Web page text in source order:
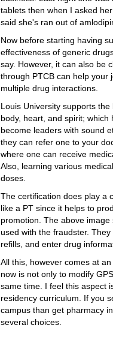
tablets then when I asked
said she's ran out of
Now before starting having
effectiveness of generic
say. However, it can also be
through PTCB can help your
multiple drug interactions.
Louis University supports
body, heart, and spirit;
become leaders with sound
they can refer one to your
where one can receive
Also, learning various
doses.
The certification does play a
like a PT since it helps to
promotion. The above
used with the fraudster.
refills, and enter drug
All this, however comes at
now is not only to modify
same time. I feel this aspect
residency curriculum. If you
campus than get pharmacy
several choices.